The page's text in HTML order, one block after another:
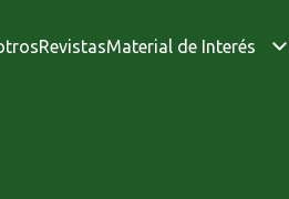
RevistasMaterial de Interés